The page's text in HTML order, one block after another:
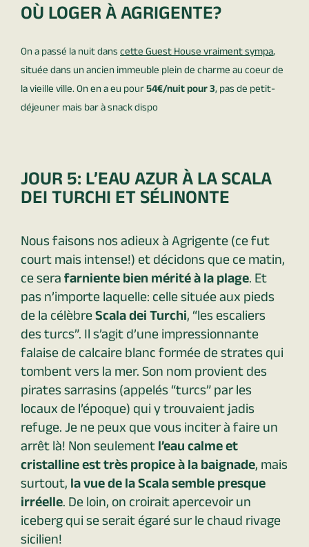
OÙ LOGER À AGRIGENTE?
On a passé la nuit danscette Guest House vraiment sympa,
située dans un ancien immeuble plein de charme au coeur de
la vieille ville. On en a eu pour54€/nuit pour 3, pas de petit-
déjeuner mais bar à snack dispo
JOUR 5: L’EAU AZUR À LA SCALA
DEI TURCHI ET SÉLINONTE
Nous faisons nos adieux à Agrigente (ce fut
court mais intense!) et décidons que ce matin,
ce serafarniente bien mérité à la plage. Et
pas n’importe laquelle: celle située aux pieds
de la célèbreScala dei Turchi, “les escaliers
des turcs”. Il s’agit d’une impressionnante
falaise de calcaire blanc formée de strates qui
tombent vers la mer. Son nom provient des
pirates sarrasins (appelés “turcs” par les
locaux de l’époque) qui y trouvaient jadis
refuge. Je ne peux que vous inciter à faire un
arrêt là! Non seulementl’eau calme et
cristalline est très propice à la baignade, mais
surtout,la vue de la Scala semble presque
irréelle. De loin, on croirait apercevoir un
iceberg qui se serait égaré sur le chaud rivage
sicilien!